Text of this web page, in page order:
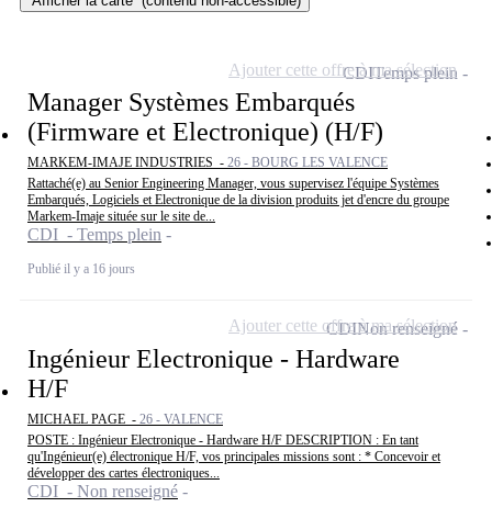
Manager Systèmes Embarqués
(Firmware et Electronique) (H/F)
MARKEM-IMAJE INDUSTRIES - 26 - BOURG LES VALENCE
Rattaché(e) au Senior Engineering Manager, vous supervisez l'équipe Systèmes
Embarqués, Logiciels et Electronique de la division produits jet d'encre du groupe
Markem-Imaje située sur le site de...
CDI - Temps plein
Publié il y a 16 jours
CDITemps plein
Ajouter cette offre à ma sélection
Ingénieur Electronique - Hardware
H/F
MICHAEL PAGE - 26 - VALENCE
POSTE : Ingénieur Electronique - Hardware H/F DESCRIPTION : En tant
qu'Ingénieur(e) électronique H/F, vos principales missions sont : * Concevoir et
développer des cartes électroniques...
CDI - Non renseigné
CDINon renseigné
Ajouter cette offre à ma sélection